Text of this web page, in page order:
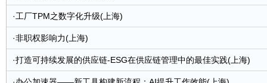
·工厂TPM之数字化升级(上海)
·非职权影响力(上海)
·打造可持续发展的供应链-ESG在供应链管理中的最佳实践(上海)